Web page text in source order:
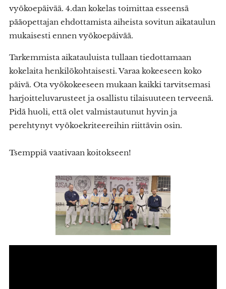
vyökoepäivää. 4.dan kokelas toimittaa esseensä
pääopettajan ehdottamista aiheista sovitun aikataulun
mukaisesti ennen vyökoepäivää.
Tarkemmista aikatauluista tullaan tiedottamaan
kokelaita henkilökohtaisesti. Varaa kokeeseen koko
päivä. Ota vyökokeeseen mukaan kaikki tarvitsemasi
harjoitteluvarusteet ja osallistu tilaisuuteen terveenä.
Pidä huoli, että olet valmistautunut hyvin ja
perehtynyt vyökoekriteereihin riittävin osin.
Tsemppiä vaativaan koitokseen!